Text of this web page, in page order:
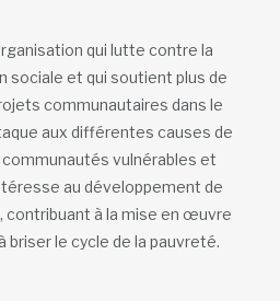
qui lutte contre la
sociale et qui soutient plus de
communautaires dans le
aux différentes causes de
vulnérables et
au développement de
contribuant à la mise en œuvre
le cycle de la pauvreté.